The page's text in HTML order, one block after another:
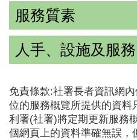
服務質素
人手、設施及服務
免責條款:社署長者資訊網
位的服務概覽所提供的資料
利署(社署)將定期更新服務
個網頁上的資料準確無誤，